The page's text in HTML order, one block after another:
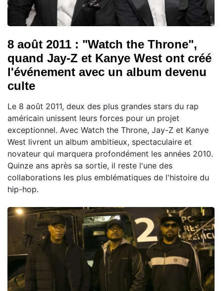
8 août 2011 : "Watch the Throne",
quand Jay-Z et Kanye West ont créé
l'événement avec un album devenu
culte
Le 8 août 2011, deux des plus grandes stars du rap
américain unissent leurs forces pour un projet
exceptionnel. Avec Watch the Throne, Jay-Z et Kanye
West livrent un album ambitieux, spectaculaire et
novateur qui marquera profondément les années 2010.
Quinze ans après sa sortie, il reste l'une des
collaborations les plus emblématiques de l'histoire du
hip-hop.